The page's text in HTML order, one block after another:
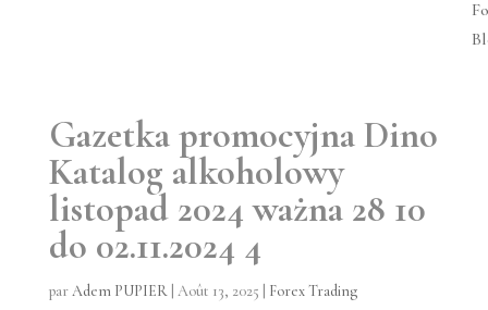
Gazetka promocyjna Dino
Katalog alkoholowy
listopad 2024 ważna 28 10
do 02.11.2024 4
parAdem PUPIER| Août 13, 2025 Forex Trading